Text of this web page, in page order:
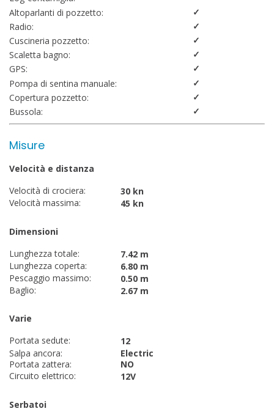
Altoparlanti di pozzetto:
✓
Radio:
✓
Cuscineria pozzetto:
✓
Scaletta bagno:
✓
GPS:
✓
Pompa di sentina manuale:
✓
Copertura pozzetto:
✓
Bussola:
✓
Misure
Velocità e distanza
Velocità di crociera:
30 kn
Velocità massima:
45 kn
Dimensioni
Lunghezza totale:
7.42 m
Lunghezza coperta:
6.80 m
Pescaggio massimo:
0.50 m
Baglio:
2.67 m
Varie
Portata sedute:
12
Salpa ancora:
Electric
Portata zattera:
NO
Circuito elettrico:
12V
Serbatoi